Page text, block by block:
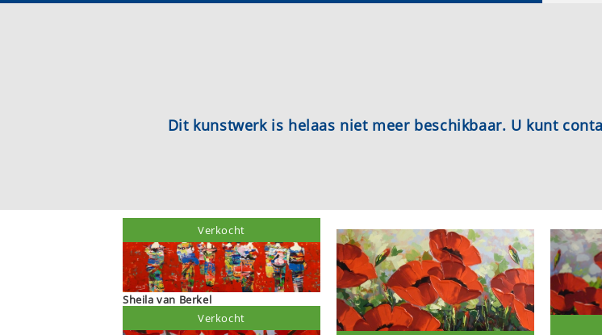
Dit kunstwerk is helaas niet meer beschikbaar. U kunt
Sheila van Berkel
Verkocht
Verkocht